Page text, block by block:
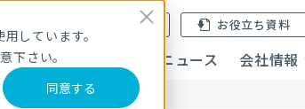
しています。
下さい。
同意する
メールマガジン登録 お役立ち資料
ー ブログ ニュース 会社情報